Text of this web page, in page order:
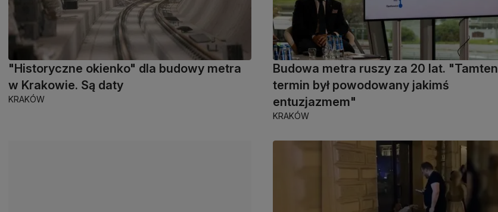
"Historyczne okienko" dla budowy metra
w Krakowie. Są daty
KRAKÓW
Budowa metra ruszy za 20 lat. "Tamten
termin był powodowany jakimś
entuzjazmem"
KRAKÓW